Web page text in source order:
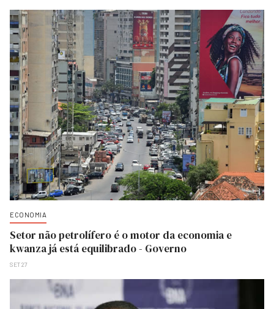
ECONOMIA
Setor não petrolífero é o motor da economia e
kwanza já está equilibrado - Governo
SET 27